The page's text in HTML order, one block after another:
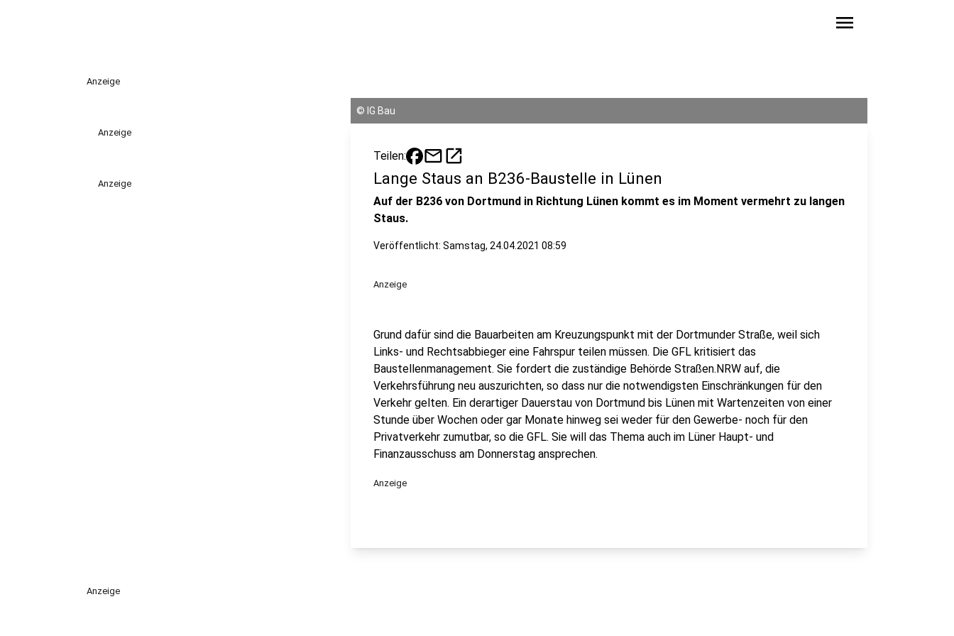
menu
Anzeige
Anzeige
Anzeige
© IG Bau
Teilen: mailopen_in_new
Lange Staus an B236-Baustelle in Lünen
Auf der B236 von Dortmund in Richtung Lünen kommt es im Moment vermehrt zu langen
Staus.
Veröffentlicht: Samstag, 24.04.2021 08:59
Anzeige
Grund dafür sind die Bauarbeiten am Kreuzungspunkt mit der Dortmunder Straße, weil sich
Links- und Rechtsabbieger eine Fahrspur teilen müssen. Die GFL kritisiert das
Baustellenmanagement. Sie fordert die zuständige Behörde Straßen.NRW auf, die
Verkehrsführung neu auszurichten, so dass nur die notwendigsten Einschränkungen für den
Verkehr gelten. Ein derartiger Dauerstau von Dortmund bis Lünen mit Wartenzeiten von einer
Stunde über Wochen oder gar Monate hinweg sei weder für den Gewerbe- noch für den
Privatverkehr zumutbar, so die GFL. Sie will das Thema auch im Lüner Haupt- und
Finanzausschuss am Donnerstag ansprechen.
Anzeige
Anzeige